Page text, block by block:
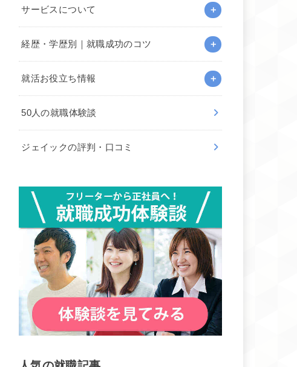
サービスについて
経歴・学歴別｜就職成功のコツ
就活お役立ち情報
50人の就職体験談
ジェイックの評判・口コミ